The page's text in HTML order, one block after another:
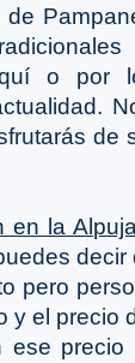
o por
de
en la
pero
y el precio
precio